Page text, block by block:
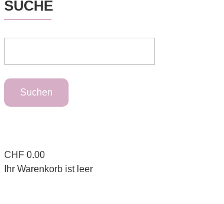
SUCHE
CHF 0.00
Ihr Warenkorb ist leer